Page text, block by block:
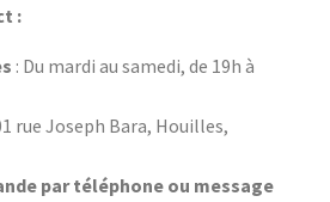
:
: Du mardi au samedi, de 19h à
rue Joseph Bara, Houilles,
par téléphone ou message